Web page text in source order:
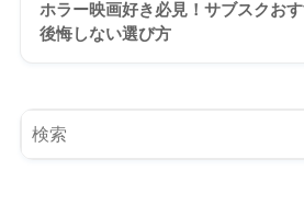
ホラー映画好き必見！サブスクお
後悔しない選び方